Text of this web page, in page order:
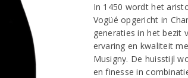
In 1450 wordt het
Vogüé opgericht in
generaties in het bezit
ervaring en kwaliteit
Musigny. De huisstijl
en finesse in